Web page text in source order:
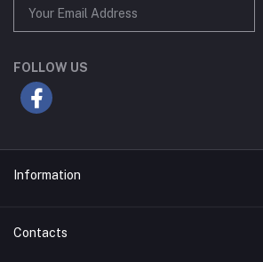
FOLLOW US
Information
About Us
Contacts